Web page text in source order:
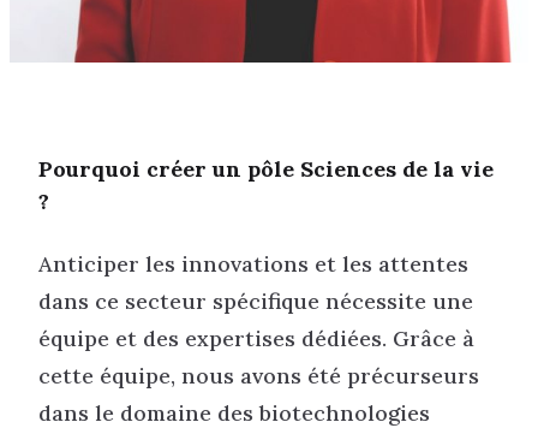
Pourquoi créer un pôle Sciences de la vie
?
Anticiper les innovations et les attentes
dans ce secteur spécifique nécessite une
équipe et des expertises dédiées. Grâce à
cette équipe, nous avons été précurseurs
dans le domaine des biotechnologies